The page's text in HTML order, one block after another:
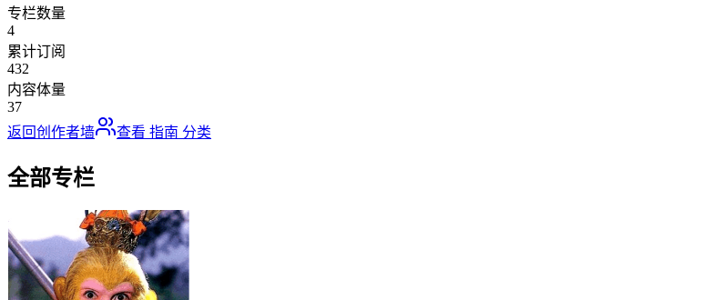
专栏数量
4
累计订阅
432
内容体量
37
返回创作者墙
查看 指南 分类
全部专栏